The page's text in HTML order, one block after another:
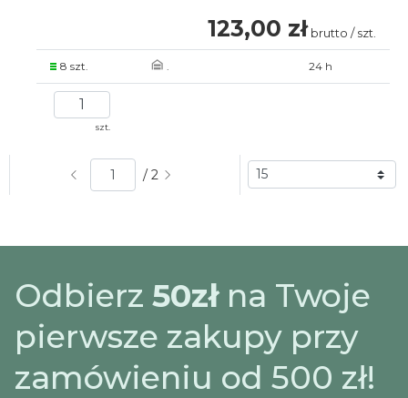
123,00 zł brutto / szt.
8 szt. . 24 h
szt.
/ 2
Odbierz 50złna Twoje
pierwsze zakupy przy
zamówieniu od 500 zł!